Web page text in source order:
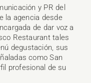
y PR del
la agencia desde
de dar voz a
Restaurant tales
degustación, sus
como San
profesional de su